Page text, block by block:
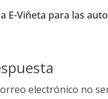
E-Viñeta para las
electrónico no